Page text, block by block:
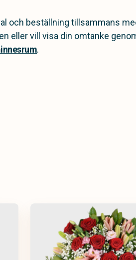
och beställning tillsammans
eller vill visa din omtanke
.
Handbukett
Kistdekoration